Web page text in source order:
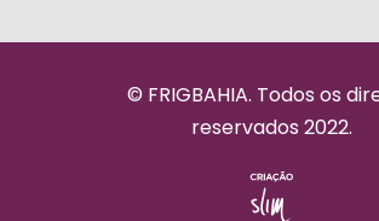
© FRIGBAHIA. Todos os
reservados 2022.